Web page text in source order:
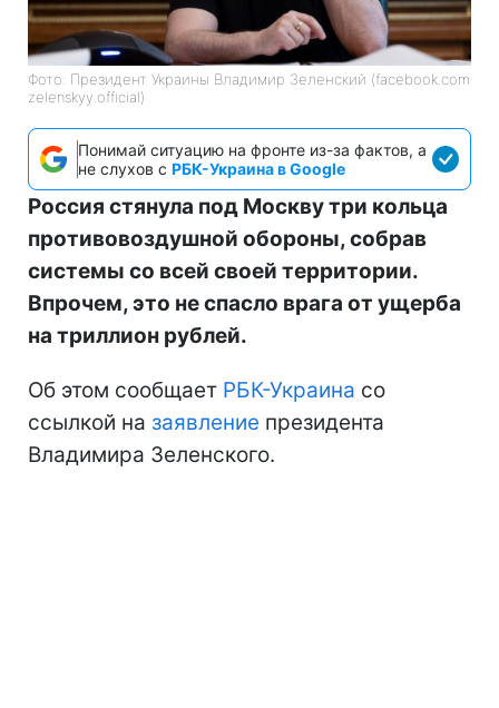
Фото: Президент Украины Владимир Зеленский (facebook.com
zelenskyy.official)
Понимай ситуацию на фронте из-за фактов, а
не слухов с РБК-Украина в Google
Россия стянула под Москву три кольца
противовоздушной обороны, собрав
системы со всей своей территории.
Впрочем, это не спасло врага от ущерба
на триллион рублей.
Об этом сообщает РБК-Украина со
ссылкой на заявление президента
Владимира Зеленского.